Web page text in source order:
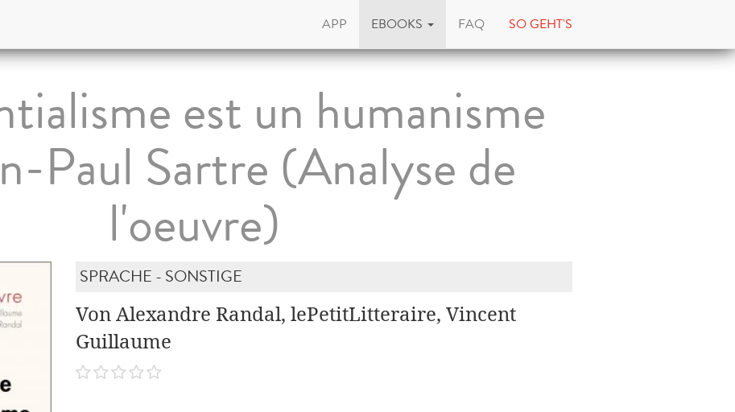
APP EBOOKS FAQ SO GEHT'S
est un humanisme
Paul Sartre (Analyse de
l'oeuvre)
SPRACHE - SONSTIGE
Von Alexandre Randal, lePetitLitteraire, Vincent
Guillaume